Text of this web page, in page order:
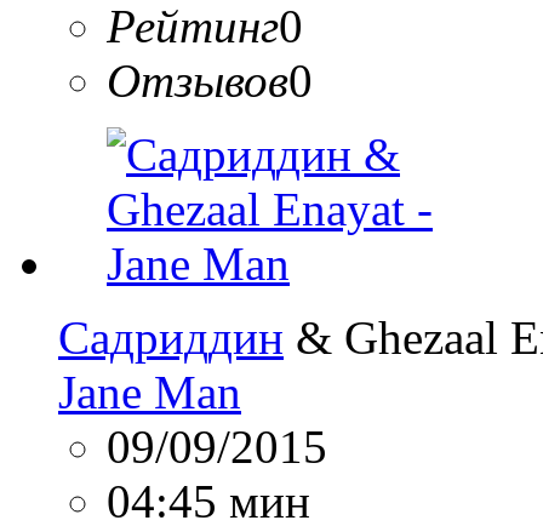
Рейтинг0
Отзывов0
Садриддин & Ghezaal
Jane Man
09/09/2015
04:45 мин